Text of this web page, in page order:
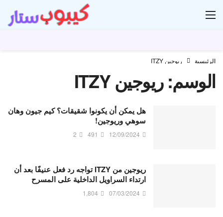
الرئيسية ريوجين ITZY
الوسم:ريوجين ITZY
هل يمكن أن يكونوا شقيقات؟ كيم جيون وهان
سوهي وريوجين!
12/09/2024
491
2
ريوجين من ITZY تواجه رد فعل عنيفًا بعد أن
ارتداء السراويل الداخلية على المسرح
07/03/2024
1,804